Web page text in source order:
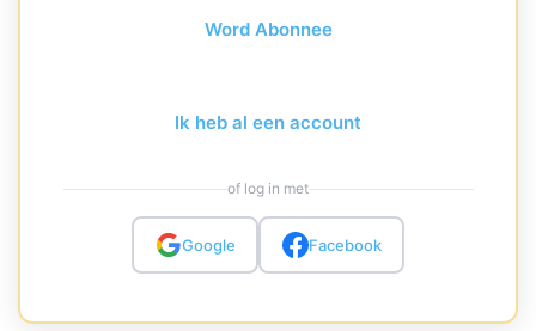
Word Abonnee
Ik heb al een account
of log in met
Google Facebook